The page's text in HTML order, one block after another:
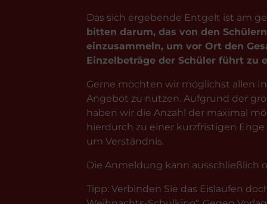
Das sich ergebende Entgelt ist am
bitten darum, das von den
einzusammeln, um vor Ort den
Einzelbeträge der Schüler führt zu
Gerne möchten wir möglichst allen
Angebot zu nutzen. Aufgrund der
haben wir die Anzahl der maximal
hierdurch zu einer kurzfristigen
um Verständnis.
Die Anmeldung kann ausschließlich
Tipp: Verbinden Sie das Eislaufen